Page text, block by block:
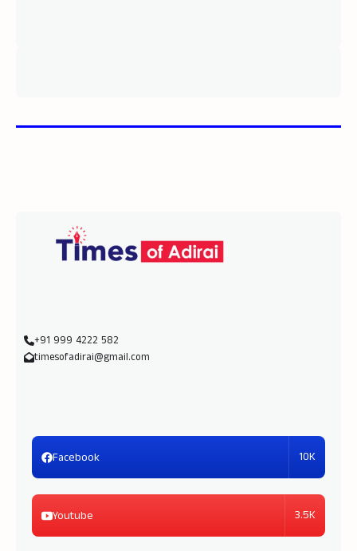
+91 999 4222 582
timesofadirai@gmail.com
Facebook 10K
Youtube 3.5K